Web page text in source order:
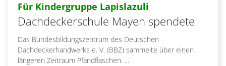
Für Kindergruppe Lapislazuli
Dachdeckerschule Mayen spendete
Das Bundesbildungszentrum des Deutschen
Dachdeckerhandwerks e. V. (BBZ) sammelte über einen
längeren Zeitraum Pfandflaschen. ...